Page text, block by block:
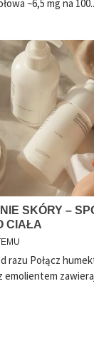
~6,5 mg na
SKÓRY –
CIAŁA
razu Połącz